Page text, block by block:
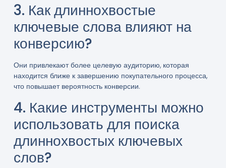
3. Как длиннохвостые
ключевые слова влияют на
конверсию?
Они привлекают более целевую аудиторию, которая
находится ближе к завершению покупательного процесса,
что повышает вероятность конверсии.
4. Какие инструменты можно
использовать для поиска
длиннохвостых ключевых
слов?